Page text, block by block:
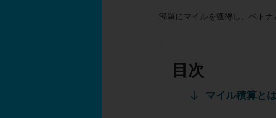
簡単にマイルを獲得し、ベト
目次
マイル積算と